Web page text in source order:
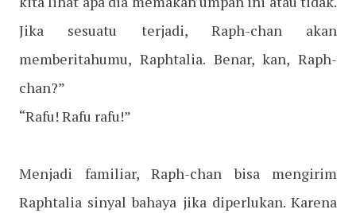
Jika sesuatu terjadi, Raph-chan akan
memberitahumu, Raphtalia. Benar, kan, Raph-
chan?”
“Rafu! Rafu rafu!”
Menjadi familiar, Raph-chan bisa mengirim
Raphtalia sinyal bahaya jika diperlukan. Karena